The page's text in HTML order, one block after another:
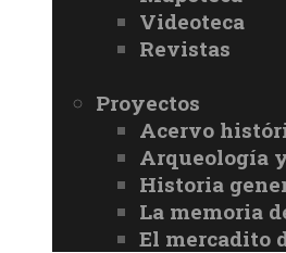
Videoteca
Revistas
Proyectos
Acervo
Arqueología
Historia
La memoria
El mercadito